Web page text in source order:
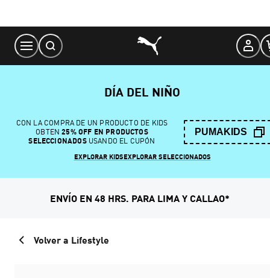
Content
DÍA DEL NIÑO
CON LA COMPRA DE UN PRODUCTO DE KIDS
OBTEN 25% OFF EN PRODUCTOS
SELECCIONADOSUSANDO EL CUPÓN
PUMAKIDS
EXPLORAR KIDSEXPLORAR SELECCIONADOS
ENVÍO EN 48 HRS. PARA LIMA Y CALLAO*
Volver a Lifestyle